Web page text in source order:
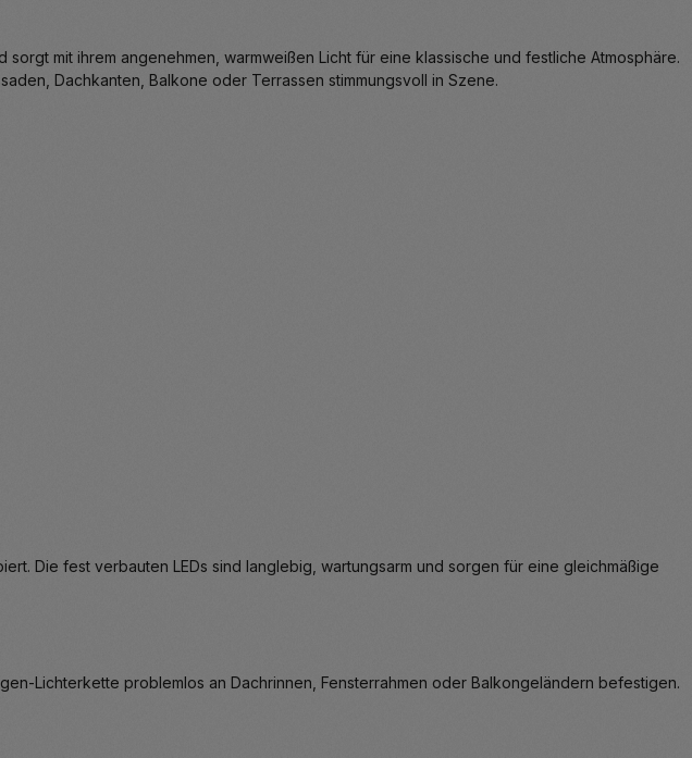
mit ihrem angenehmen, warmweißen Licht für eine klassische und festliche Atmosphäre.
Dachkanten, Balkone oder Terrassen stimmungsvoll in Szene.
Die fest verbauten LEDs sind langlebig, wartungsarm und sorgen für eine gleichmäßige
Lichterkette problemlos an Dachrinnen, Fensterrahmen oder Balkongeländern befestigen.